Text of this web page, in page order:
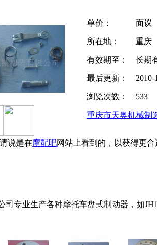
单价： 面议
所在地： 重庆
有效期至： 长期
最后更新： 2010-
浏览次数： 533
重庆市天奥机械制
说是在摩配吧网站上看到的，以获得更
司专业生产各种摩托车盘式制动器，如